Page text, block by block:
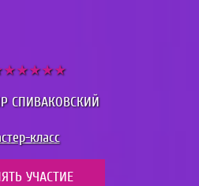
СПИВАКОВСКИЙ
класс
УЧАСТИЕ